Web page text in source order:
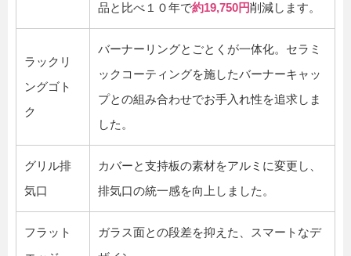
品と比べ１０年で約19,750円削減します。
ラックリ
ングゴト
ク
バーナーリングとごとくが一体化。セラミ
ックコーティングを施したバーナーキャッ
プとの組み合わせでお手入れ性を追求しま
した。
グリル排
気口
カバーと支持板の素材をアルミに変更し、
排気口の統一感を向上しました。
フラット
ガラス面との段差を抑えた、スマートなデ